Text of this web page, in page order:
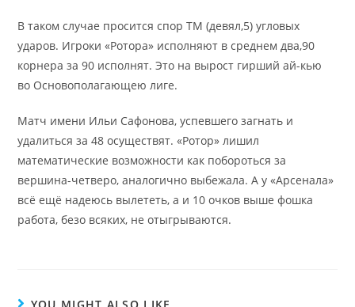
В таком случае просится спор ТМ (девял,5) угловых
ударов. Игроки «Ротора» исполняют в среднем два,90
корнера за 90 исполнят. Это на вырост гирший ай-кью
во Основополагающею лиге.
Матч имени Ильи Сафонова, успевшего загнать и
удалиться за 48 осуществят. «Ротор» лишил
математические возможности как побороться за
вершина-четверо, аналогично выбежала. А у «Арсенала»
всё ещё надеюсь вылететь, а и 10 очков выше фошка
работа, безо всяких, не отыгрываются.